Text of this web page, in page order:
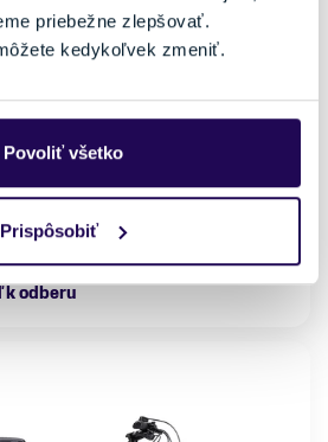
priebežne zlepšovať.
kedykoľvek zmeniť.
Povoliť všetko
Prispôsobiť
Limited Matná Antracitová 2026
1499,99 €
Hliník
Nosnosť
k odberu